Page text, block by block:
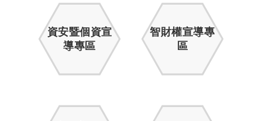
資安暨個資宣
導專區
智財權宣導專
區